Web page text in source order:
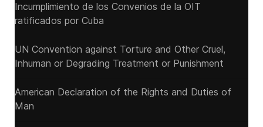
Incumplimiento de los Convenios de la OIT
ratificados por Cuba
UN Convention against Torture and Other Cruel,
Inhuman or Degrading Treatment or Punishment
American Declaration of the Rights and Duties of
Man